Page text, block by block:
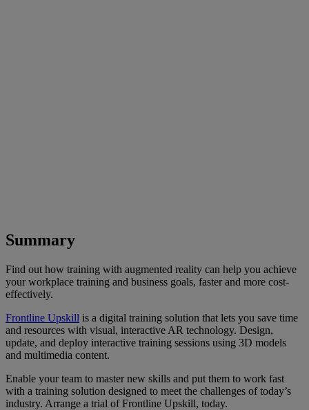
Summary
Find out how training with augmented reality can help you achieve
your workplace training and business goals, faster and more cost-
effectively.
Frontline Upskill is a digital training solution that lets you save time
and resources with visual, interactive AR technology. Design,
update, and deploy interactive training sessions using 3D models
and multimedia content.
Enable your team to master new skills and put them to work fast
with a training solution designed to meet the challenges of today’s
industry. Arrange a trial of Frontline Upskill, today.